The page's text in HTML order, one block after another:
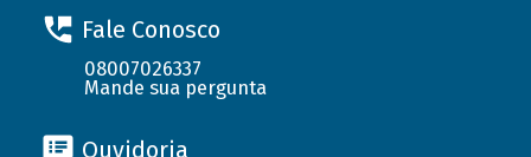
Fale Conosco
08007026337
Mande sua pergunta
Ouvidoria